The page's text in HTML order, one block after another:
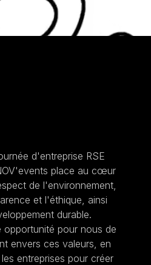
d'entreprise RSE
place au cœur
de l'environnement,
et l'éthique, ainsi
durable.
opportunité pour nous de
envers ces valeurs, en
entreprises pour créer